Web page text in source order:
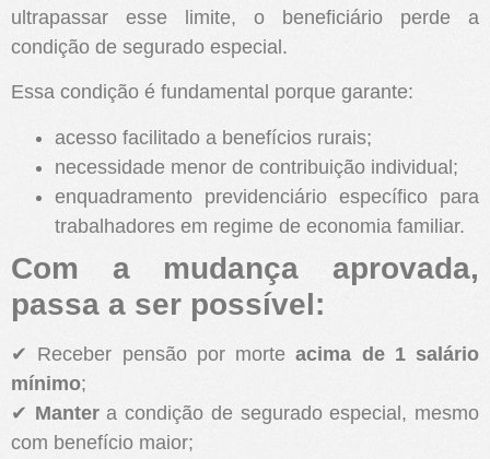
ultrapassar esse limite, o beneficiário perde a
condição de segurado especial.
Essa condição é fundamental porque garante:
acesso facilitado a benefícios rurais;
necessidade menor de contribuição individual;
enquadramento previdenciário específico para
trabalhadores em regime de economia familiar.
Com a mudança aprovada,
passa a ser possível:
✔ Receber pensão por morteacima de 1 salário
mínimo;
✔ Mantera condição de segurado especial, mesmo
com benefício maior;